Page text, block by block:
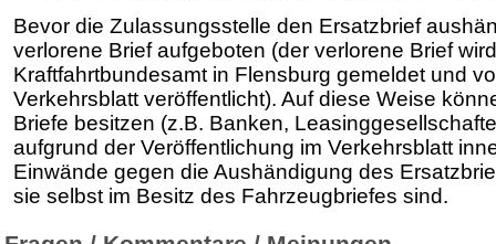
Bevor die Zulassungsstelle den Ersatzbrief
verlorene Brief aufgeboten (der verlorene Brief
Kraftfahrtbundesamt in Flensburg gemeldet und
Verkehrsblatt veröffentlicht). Auf diese Weise
Briefe besitzen (z.B. Banken,
aufgrund der Veröffentlichung im Verkehrsblatt
Einwände gegen die Aushändigung des
sie selbst im Besitz des Fahrzeugbriefes sind.